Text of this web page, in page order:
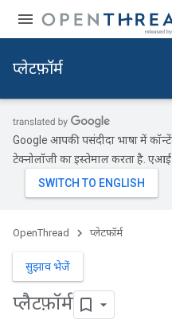
प्‍लेटफ़ॉर्म
Google आपकी पसंदीदा भाषा में
टेक्नोलॉजी का इस्तेमाल करता है.
OpenThread प्‍लेटफ़ॉर्म
सुझाव भेजें
प्लैटफ़ॉर्म